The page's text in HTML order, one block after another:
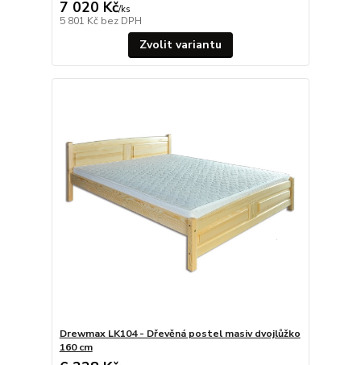
7 020 Kč/ks
5 801 Kč bez DPH
Zvolit variantu
Drewmax LK104 - Dřevěná postel masiv dvojlůžko
160 cm